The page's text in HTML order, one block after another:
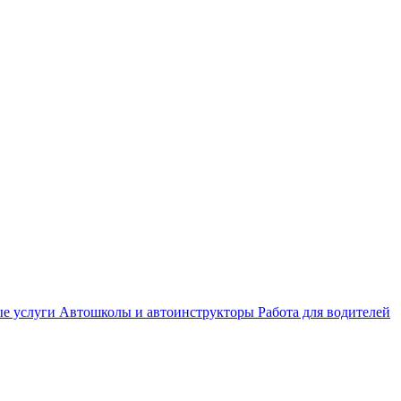
услуги Автошколы и автоинструкторы Работа для водителей